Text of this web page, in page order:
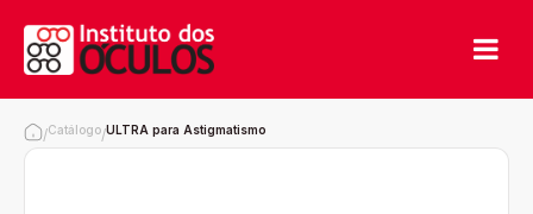
/Catálogo/ULTRA para Astigmatismo